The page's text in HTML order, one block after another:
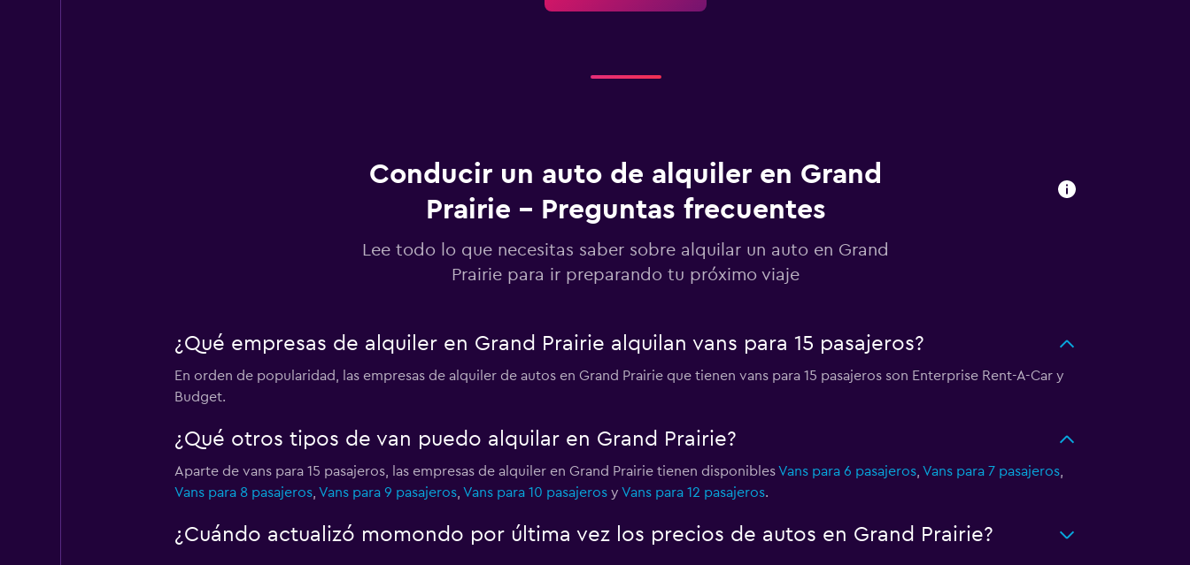
Conducir un auto de alquiler en Grand
Prairie - Preguntas frecuentes
Lee todo lo que necesitas saber sobre alquilar un auto en Grand
Prairie para ir preparando tu próximo viaje
¿Qué empresas de alquiler en Grand Prairie alquilan vans para 15 pasajeros?
En orden de popularidad, las empresas de alquiler de autos en Grand Prairie que tienen vans para 15 pasajeros son Enterprise Rent-A-Car y
Budget.
¿Qué otros tipos de van puedo alquilar en Grand Prairie?
Aparte de vans para 15 pasajeros, las empresas de alquiler en Grand Prairie tienen disponiblesVans para 6 pasajeros, Vans para 7 pasajeros,
Vans para 8 pasajeros, Vans para 9 pasajeros, Vans para 10 pasajerosy Vans para 12 pasajeros.
¿Cuándo actualizó momondo por última vez los precios de autos en Grand Prairie?